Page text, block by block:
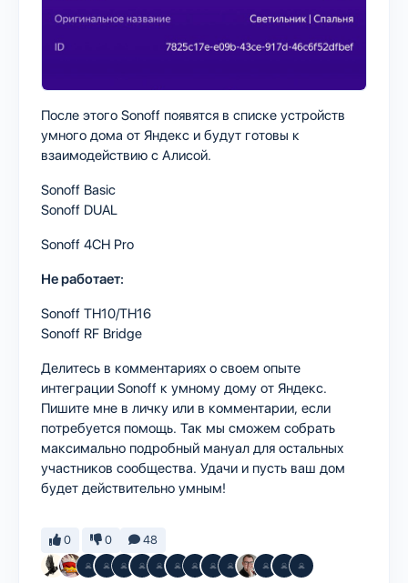
После этого Sonoff появятся в списке устройств
умного дома от Яндекс и будут готовы к
взаимодействию с Алисой.
Sonoff Basic
Sonoff DUAL
Sonoff 4CH Pro
Не работает:
Sonoff TH10/TH16
Sonoff RF Bridge
Делитесь в комментариях о своем опыте
интеграции Sonoff к умному дому от Яндекс.
Пишите мне в личку или в комментарии, если
потребуется помощь. Так мы сможем собрать
максимально подробный мануал для остальных
участников сообщества. Удачи и пусть ваш дом
будет действительно умным!
0 0 48